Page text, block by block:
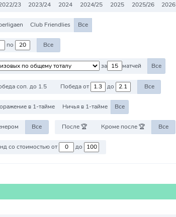
23 2023/24 2024 2024/25 2025 2025/26 2026
Club Friendlies Все
по Все
за матчей Все
соп. до 1.5 Победа от до Все
в 1-тайме Ничья в 1-тайме Все
Все После 🏆 Кроме после 🏆 Все
Против команд со стоимостью от до